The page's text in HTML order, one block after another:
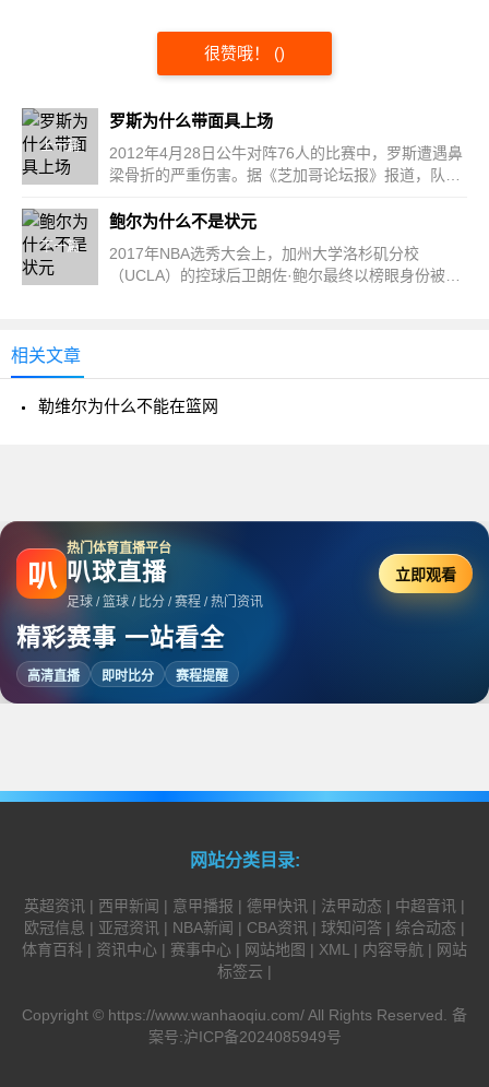
很赞哦！ ()
上一篇
罗斯为什么带面具上场
2012年4月28日公牛对阵76人的比赛中，罗斯遭遇鼻
梁骨折的严重伤害。据《芝加哥论坛报》报道，队医
下一篇
鲍尔为什么不是状元
2017年NBA选秀大会上，加州大学洛杉矶分校
（UCLA）的控球后卫朗佐·鲍尔最终以榜眼身份被湖
相关文章
勒维尔为什么不能在篮网
叭
热门体育直播平台
叭球直播
足球 / 篮球 / 比分 / 赛程 / 热门资讯
精彩赛事 一站看全
高清直播 即时比分 赛程提醒
立即观看
网站分类目录:
英超资讯 | 西甲新闻 | 意甲播报 | 德甲快讯 | 法甲动态 | 中超音讯 |
欧冠信息 | 亚冠资讯 | NBA新闻 | CBA资讯 | 球知问答 | 综合动态 |
体育百科 | 资讯中心 | 赛事中心 | 网站地图 | XML | 内容导航 | 网站
标签云 |
Copyright © https://www.wanhaoqiu.com/All Rights Reserved. 备
案号:沪ICP备2024085949号